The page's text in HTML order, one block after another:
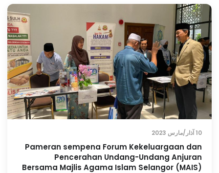
10 آذار/مارس 2023
Pameran sempena Forum Kekeluargaan dan
Pencerahan Undang-Undang Anjuran
Bersama Majlis Agama Islam Selangor (MAIS)